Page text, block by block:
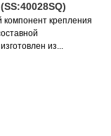
компонент крепления
из...